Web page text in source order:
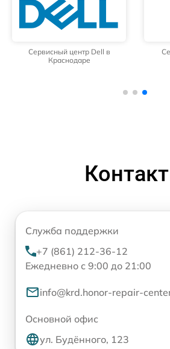
Сервисный центр Dell в
Краснодаре
Служба поддержки
+7 (861) 212-36-12
Ежедневно с 9:00 до 21:00
info@krd.honor-repair-
Основной офис
ул. Будённого, 123